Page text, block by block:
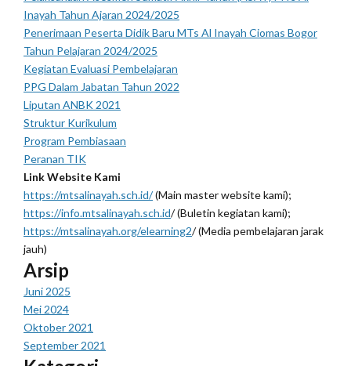
Inayah Tahun Ajaran 2024/2025
Penerimaan Peserta Didik Baru MTs Al Inayah Ciomas Bogor
Tahun Pelajaran 2024/2025
Kegiatan Evaluasi Pembelajaran
PPG Dalam Jabatan Tahun 2022
Liputan ANBK 2021
Struktur Kurikulum
Program Pembiasaan
Peranan TIK
Link Website Kami
https://mtsalinayah.sch.id/(Main master website kami);
https://info.mtsalinayah.sch.id/ (Buletin kegiatan kami);
https://mtsalinayah.org/elearning2/ (Media pembelajaran jarak
jauh)
Arsip
Juni 2025
Mei 2024
Oktober 2021
September 2021